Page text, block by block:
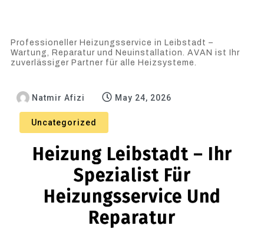
Professioneller Heizungsservice in Leibstadt –
Wartung, Reparatur und Neuinstallation. AVAN ist Ihr
zuverlässiger Partner für alle Heizsysteme.
Natmir Afizi May 24, 2026
Uncategorized
Heizung Leibstadt – Ihr
Spezialist Für
Heizungsservice Und
Reparatur